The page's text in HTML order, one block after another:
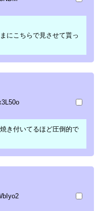
にこちらで見させて貰っ
き付いてるほど圧倒的で